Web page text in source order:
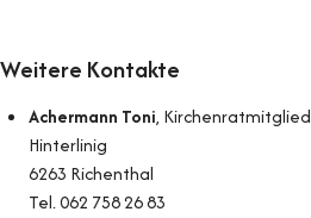
Weitere Kontakte
Achermann Toni, Kirchenratmitglied
Hinterlinig
6263 Richenthal
Tel.062 758 26 83